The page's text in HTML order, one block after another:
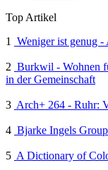
Top Artikel
1
Weniger ist genug
2 Burkwil - Wohnen
in der Gemeinschaft
3 Arch+ 264 - Ruhr:
4 Bjarke Ingels
5 A Dictionary of